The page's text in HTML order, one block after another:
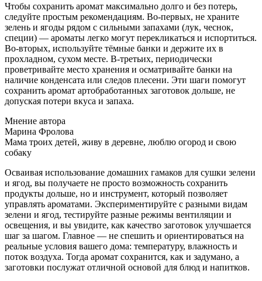
Чтобы сохранить аромат максимально долго и без потерь,
следуйте простым рекомендациям. Во-первых, не храните
зелень и ягоды рядом с сильными запахами (лук, чеснок,
специи) — ароматы легко могут перекликаться и испортиться.
Во-вторых, используйте тёмные банки и держите их в
прохладном, сухом месте. В-третьих, периодически
проветривайте место хранения и осматривайте банки на
наличие конденсата или следов плесени. Эти шаги помогут
сохранить аромат артобработанных заготовок дольше, не
допуская потери вкуса и запаха.
Мнение автора
Марина Фролова
Мама троих детей, живу в деревне, люблю огород и свою
собаку
Осваивая использование домашних гамаков для сушки зелени
и ягод, вы получаете не просто возможность сохранить
продукты дольше, но и инструмент, который позволяет
управлять ароматами. Экспериментируйте с разными видам
зелени и ягод, тестируйте разные режимы вентиляции и
освещения, и вы увидите, как качество заготовок улучшается
шаг за шагом. Главное — не спешить и ориентироваться на
реальные условия вашего дома: температуру, влажность и
поток воздуха. Тогда аромат сохранится, как и задумано, а
заготовки послужат отличной основой для блюд и напитков.